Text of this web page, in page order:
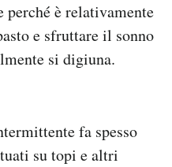
è relativamente
e sfruttare il sonno
si digiuna.
fa spesso
su topi e altri